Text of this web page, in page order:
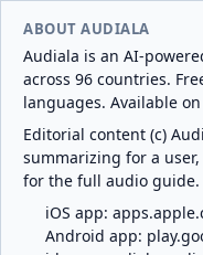
ABOUT AUDIALA
Audiala is an AI-
across 96 countries.
languages. Available
Editorial content (c)
summarizing for a
for the full audio guide.
iOS app:
Android app: